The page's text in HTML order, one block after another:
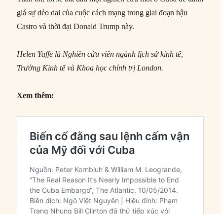
giá sự dẻo dai của cuộc cách mạng trong giai đoạn hậu
Castro và thời đại Donald Trump này.
Helen Yaffe là Nghiên cứu viên ngành lịch sử kinh tế,
Trường Kinh tế và Khoa học chính trị London.
Xem thêm: